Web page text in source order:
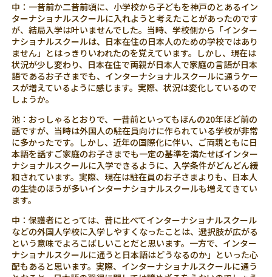
中：一昔前か二昔前頃に、小学校から子どもを神戸のとあるイン
ターナショナルスクールに入れようと考えたことがあったのです
が、結局入学は叶いませんでした。当時、学校側から「インター
ナショナルスクールは、日本在住の日本人のための学校ではあり
ません」とはっきりいわれたのを覚えています。しかし、現在は
状況が少し変わり、日本在住で両親が日本人で家庭の言語が日本
語であるお子さまでも、インターナショナルスクールに通うケー
スが増えているように感じます。実際、状況は変化しているので
しょうか。
池：おっしゃるとおりで、一昔前といってもほんの20年ほど前の
話ですが、当時は外国人の駐在員向けに作られている学校が非常
に多かったです。しかし、近年の国際化に伴い、ご両親ともに日
本語を話すご家庭のお子さまでも一定の基準を満たせばインター
ナショナルスクールに入学できるように、入学条件がどんどん緩
和されています。実際、現在は駐在員のお子さまよりも、日本人
の生徒のほうが多いインターナショナルスクールも増えてきてい
ます。
中：保護者にとっては、昔に比べてインターナショナルスクール
などの外国人学校に入学しやすくなったことは、選択肢が広がる
という意味でよろこばしいことだと思います。一方で、インター
ナショナルスクールに通うと日本語はどうなるのか」といった心
配もあると思います。実際、インターナショナルスクールに通う